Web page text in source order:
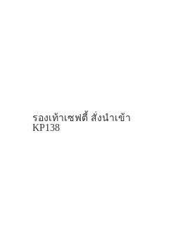
รองเท้าเซฟตี้ สั่งนำเข้า
KP138